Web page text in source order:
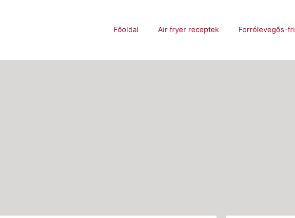
Főoldal Air fryer receptek Forrólevegős-